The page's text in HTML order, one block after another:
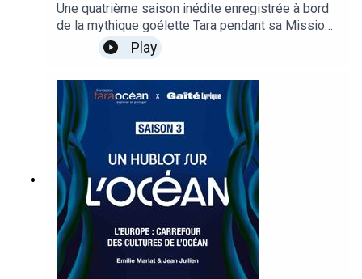
Une quatrième saison inédite enregistrée à bord
de la mythique goélette Tara pendant sa Mission
UNOC ! Pour cette nouvelle saison, une fois
encore des personnalités d’horizons différents
croisent leurs regards pour nous raconter
pourquoi et comment elles s’engagent pour la
protection de l'Océan. Chaque épisode est une
piste de réflexion pour mieux comprendre notre
lien à l’Océan et ce que nous pouvons faire à
notre échelle pour le préserver.
Play